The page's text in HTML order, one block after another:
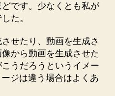
です。少なくとも私が
た。
せたり、動画を生成さ
から動画を生成させた
うだろうというイメー
ジは違う場合はよくあ